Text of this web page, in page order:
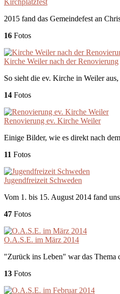
Kirchplatzfest
2015 fand das Gemeindefest an
16 Fotos
Kirche Weiler nach der Renovierung
So sieht die ev. Kirche in Weiler
14 Fotos
Renovierung ev. Kirche Weiler
Einige Bilder, wie es direkt nach
11 Fotos
Jugendfreizeit Schweden
Vom 1. bis 15. August 2014 fand
47 Fotos
O.A.S.E. im März 2014
"Zurück ins Leben" war das Thema
13 Fotos